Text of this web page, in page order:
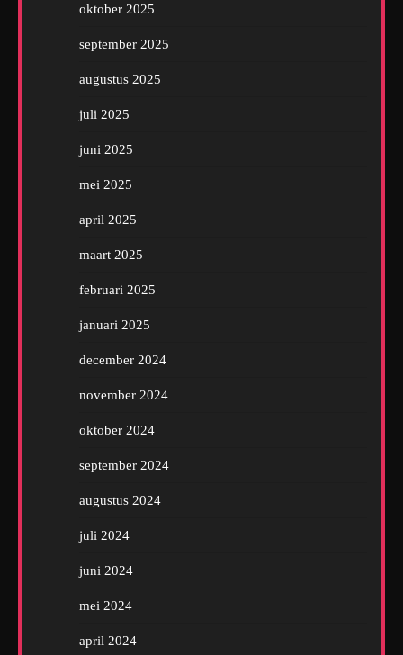
oktober 2025
september 2025
augustus 2025
juli 2025
juni 2025
mei 2025
april 2025
maart 2025
februari 2025
januari 2025
december 2024
november 2024
oktober 2024
september 2024
augustus 2024
juli 2024
juni 2024
mei 2024
april 2024